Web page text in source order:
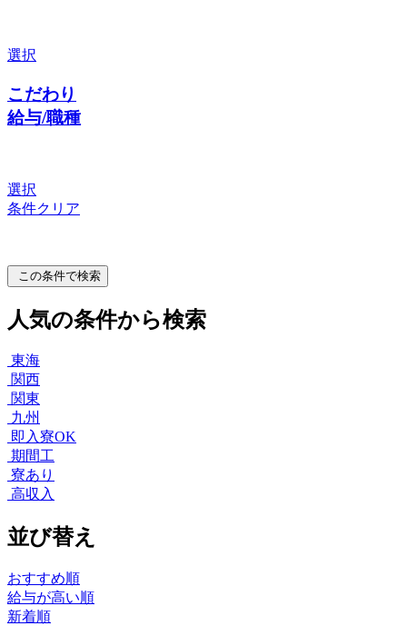
選択
こだわり
給与/職種
選択
条件クリア
この条件で検索
人気の条件から検索
東海
関西
関東
九州
即入寮OK
期間工
寮あり
高収入
並び替え
おすすめ順
給与が高い順
新着順